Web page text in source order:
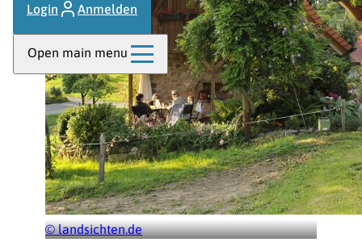
Login Anmelden
Open main menu
© landsichten.de